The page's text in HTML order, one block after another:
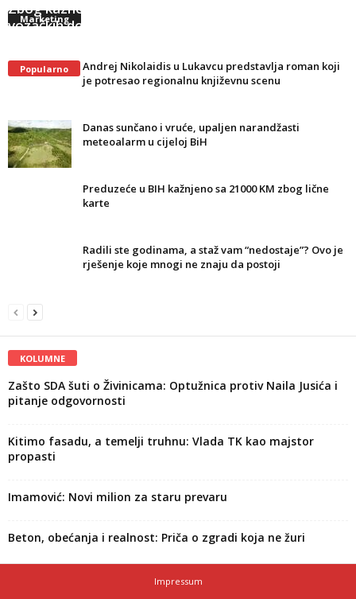
Marketing
Popularno
Zbog kaznenih bodova u BiH poništeno više od 5.300
vozačkih dozvola
Andrej Nikolaidis u Lukavcu predstavlja roman koji
je potresao regionalnu književnu scenu
Danas sunčano i vruće, upaljen narandžasti
meteoalarm u cijeloj BiH
Preduzeće u BIH kažnjeno sa 21000 KM zbog lične
karte
Radili ste godinama, a staž vam “nedostaje”? Ovo je
rješenje koje mnogi ne znaju da postoji
KOLUMNE
Zašto SDA šuti o Živinicama: Optužnica protiv Naila Jusića i
pitanje odgovornosti
Kitimo fasadu, a temelji truhnu: Vlada TK kao majstor
propasti
Imamović: Novi milion za staru prevaru
Beton, obećanja i realnost: Priča o zgradi koja ne žuri
Impressum